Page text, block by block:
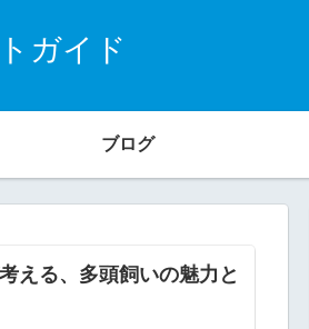
ガイド
ブログ
える、多頭飼いの魅力と